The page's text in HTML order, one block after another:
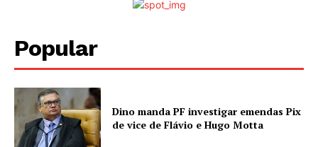
Popular
Dino manda PF investigar emendas Pix
de vice de Flávio e Hugo Motta